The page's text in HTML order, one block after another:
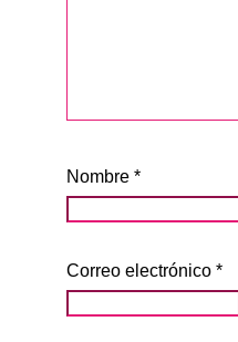
Nombre *
Correo electrónico *